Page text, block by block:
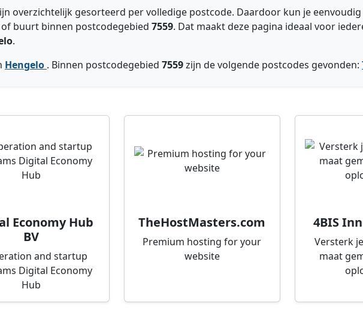
overzichtelijk gesorteerd per volledige postcode. Daardoor kun je
buurt binnen postcodegebied 7559. Dat maakt deze pagina ideaal voor
.
Hengelo . Binnen postcodegebied 7559zijn de volgende postcodes gevonden:
Economy Hub
BV
and startup
Digital Economy
Hub
TheHostMasters.com
Premium hosting for your
website
4BIS
Versterk
maat